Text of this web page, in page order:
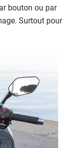
bouton ou par
Surtout pour